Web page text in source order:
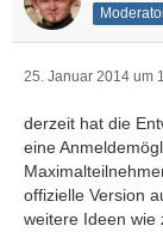
25. Januar 2014 um
derzeit hat die
eine
offizielle Version
weitere Ideen wie